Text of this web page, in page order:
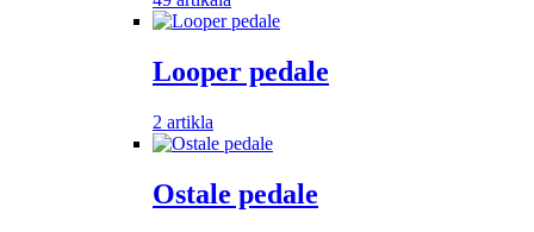
Looper pedale
2 artikla
Ostale pedale